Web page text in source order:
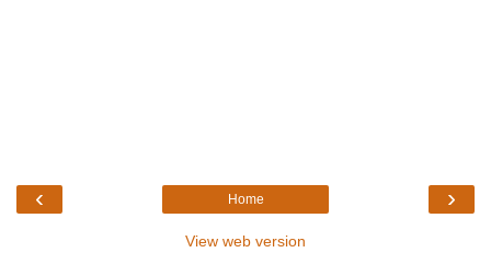
‹ ›
Home
View web version